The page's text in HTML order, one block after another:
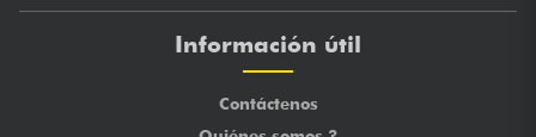
Información útil
Contáctenos